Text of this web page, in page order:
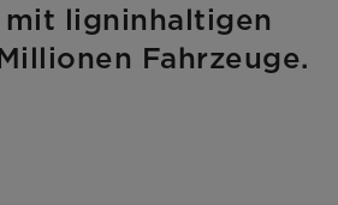
ligninhaltigen
Fahrzeuge.